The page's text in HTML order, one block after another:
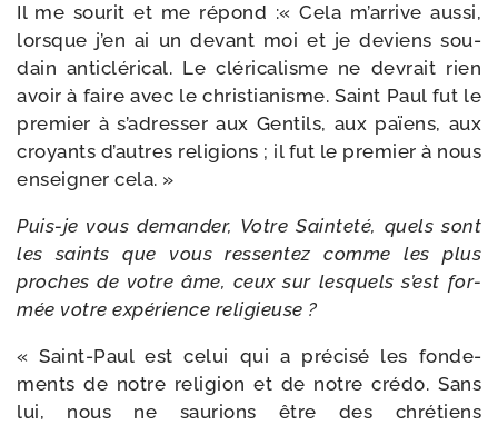
Il me sou­rit et me répond :« Cela m’ar­rive aus­si,
lorsque j’en ai un devant moi et je deviens sou­
dain anti­clé­ri­cal. Le clé­ri­ca­lisme ne devrait rien
avoir à faire avec le chris­tia­nisme. Saint Paul fut le
pre­mier à s’a­dres­ser aux Gentils, aux païens, aux
croyants d’autres reli­gions ; il fut le pre­mier à nous
ensei­gner cela. »
Puis-​je vous deman­der, Votre Sainteté, quels sont
les saints que vous res­sen­tez comme les plus
proches de votre âme, ceux sur les­quels s’est for­
mée votre expé­rience religieuse ?
« Saint-​Paul est celui qui a pré­ci­sé les fon­de­
ments de notre reli­gion et de notre cré­do. Sans
lui, nous ne sau­rions être des chré­tiens